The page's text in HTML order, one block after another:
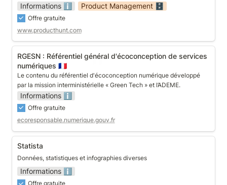
Informations ℹ️ Product Management 🗄️
Offre gratuite
www.producthunt.com
RGESN : Référentiel général d'écoconception de
services numériques 🇫🇷
RGESN : Référentiel général d'écoconception de services
numériques 🇫🇷
Le contenu du référentiel d'écoconception numérique développé
par la mission interministérielle « Green Tech » et l’ADEME.
Informations ℹ️
Offre gratuite
ecoresponsable.numerique.gouv.fr
Statista
Statista
Données, statistiques et infographies diverses
Informations ℹ️
Offre gratuite